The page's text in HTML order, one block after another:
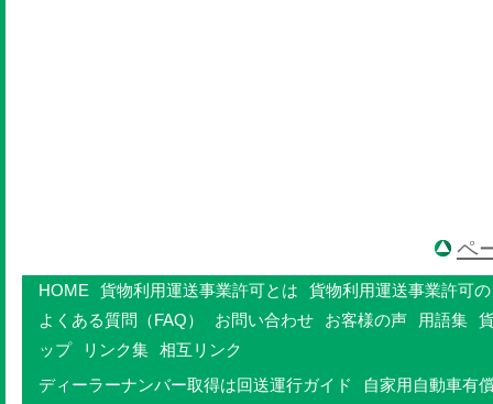
ペ
HOME 貨物利用運送事業許可とは
貨物利用運送事業許可
よくある質問（FAQ）
お問い合わせ お客様の声 用語集
ップ
リンク集 相互リンク
ディーラーナンバー取得は回送運行ガイド
自家用自動車有